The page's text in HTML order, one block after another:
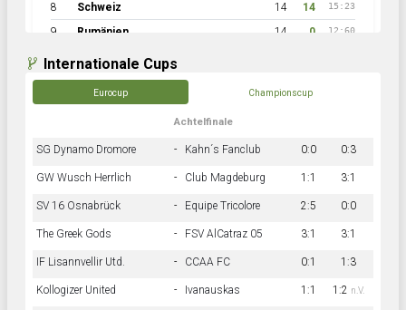
8 Schweiz 14 14 15:23
9 Rumänien 14 0 12:60
Internationale Cups
Eurocup Championscup
Achtelfinale
SG Dynamo Dromore - Kahn´s Fanclub 0:0 0:3
GW Wusch Herrlich - Club Magdeburg 1:1 3:1
SV 16 Osnabrück - Equipe Tricolore 2:5 0:0
The Greek Gods - FSV AlCatraz 05 3:1 3:1
IF Lisannvellir Utd. - CCAA FC 0:1 1:3
Kollogizer United - Ivanauskas 1:1 1:2 n.V.